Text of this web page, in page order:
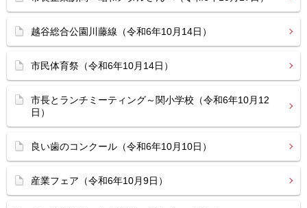
越谷総合公園川藤線（令和6年10月14日）
市民体育祭（令和6年10月14日）
市長とランチミーティング～関小学校（令和6年10月12
日）
良い歯のコンクール（令和6年10月10日）
産業フェア（令和6年10月9日）